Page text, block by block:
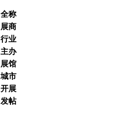
全称
展商
行业
主办
展馆
城市
开展
发帖